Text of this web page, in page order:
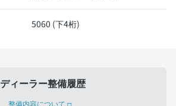
5060 (下4桁)
ディーラー整備履歴
整備内容について